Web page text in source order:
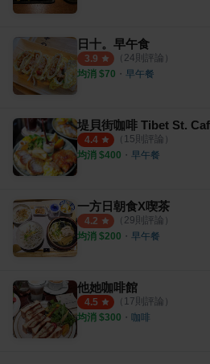
日十。早午食
3.9 （ 24則評論）
均消 $70 ・ 早午餐
4.4 （ 15則評論）
均消 $400 ・ 早午餐
一方日朝食X喫茶
4.2 （ 29則評論）
均消 $200 ・ 早午餐
他她咖啡館
4.5 （ 17則評論）
均消 $300 ・ 咖啡